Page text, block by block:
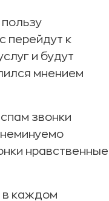
перейдут к
и будут
мнением
звонки
нравственные
в каждом